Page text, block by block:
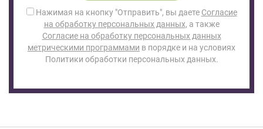
Нажимая на кнопку "Отправить", вы даете Согласие
на обработку персональных данных, а также
Согласие на обработку персональных данных
метрическими программами в порядке и на условиях
Политики обработки персональных данных.